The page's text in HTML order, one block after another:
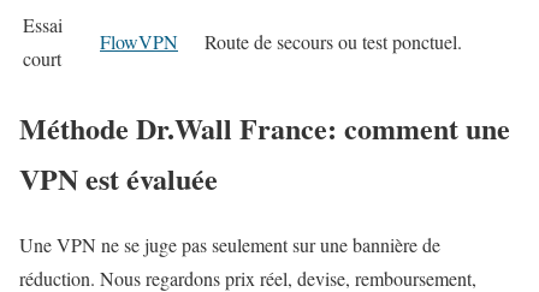
Essai
court
FlowVPN Route de secours ou test ponctuel.
Méthode Dr.Wall France: comment une
VPN est évaluée
Une VPN ne se juge pas seulement sur une bannière de
réduction. Nous regardons prix réel, devise, remboursement,